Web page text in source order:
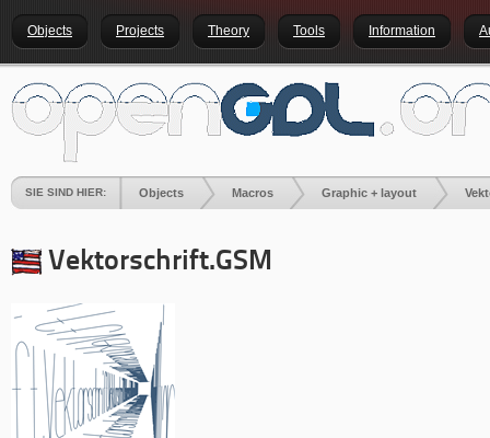
Objects Projects Theory Tools Information
SIE SIND HIER: Objects Macros Graphic + layout
Vektorschrift.GSM